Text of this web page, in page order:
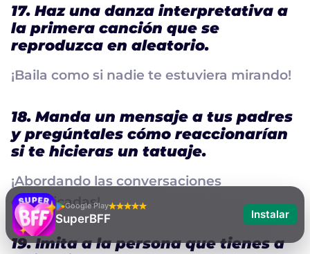
17. Haz una danza interpretativa a
la primera canción que se
reproduzca en aleatorio.
¡Baila como si nadie te estuviera mirando!
18. Manda un mensaje a tus padres
y pregúntales cómo reaccionarían
si te hicieras un tatuaje.
¡Abordando las conversaciones
complicadas!
19. Imita a la persona que tienes a
Google Play
SuperBFF Instalar